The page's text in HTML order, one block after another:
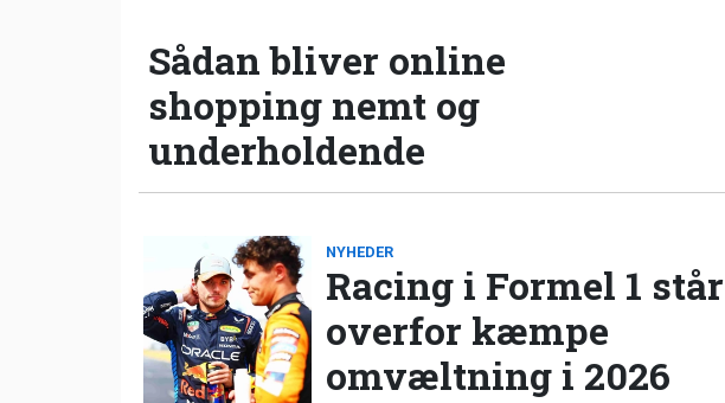
Sådan bliver online
shopping nemt og
underholdende
NYHEDER
Racing i Formel 1 står
overfor kæmpe
omvæltning i 2026